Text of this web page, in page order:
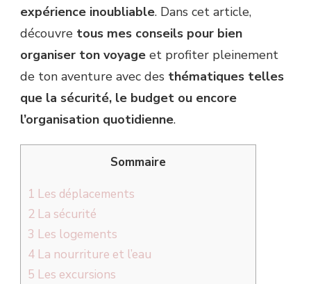
expérience inoubliable. Dans cet article,
découvre tous mes conseils pour bien
organiser ton voyage et profiter pleinement
de ton aventure avec des thématiques telles
que la sécurité, le budget ou encore
l’organisation quotidienne.
Sommaire
1 Les déplacements
2 La sécurité
3 Les logements
4 La nourriture et l’eau
5 Les excursions